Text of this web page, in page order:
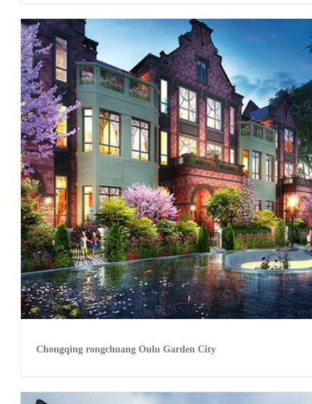
Chongqing rongchuang Oulu Garden City